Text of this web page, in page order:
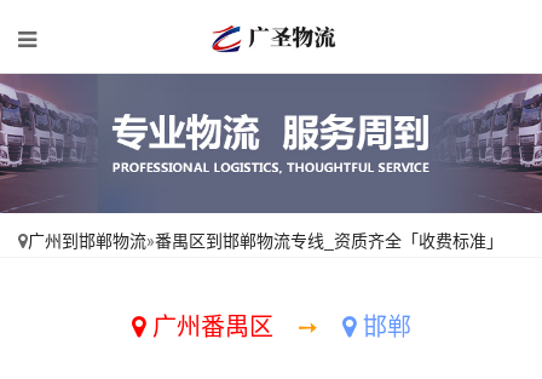
广州到邯郸物流»番禺区到邯郸物流专线_资质齐全「收费标准」
广州番禺区 ➙ 邯郸